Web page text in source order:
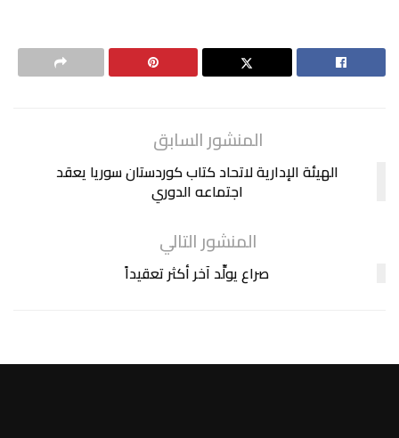
المنشور السابق
الهيئة الإدارية لاتحاد كتاب كوردستان سوريا يعقد
اجتماعه الدوري
المنشور التالي
صراع يولِّد آخر أكثر تعقيداً